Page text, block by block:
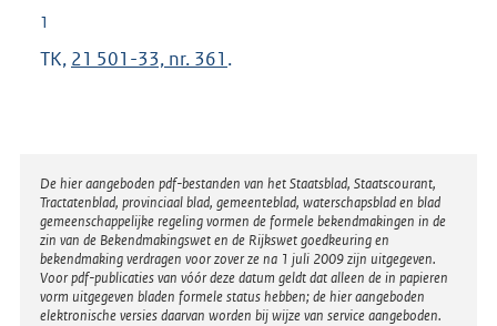
1
TK, 21 501-33, nr. 361 .
Disclaimer
De hier aangeboden pdf-bestanden van het Staatsblad, Staatscourant,
Tractatenblad, provinciaal blad, gemeenteblad, waterschapsblad en blad
gemeenschappelijke regeling vormen de formele bekendmakingen in de
zin van de Bekendmakingswet en de Rijkswet goedkeuring en
bekendmaking verdragen voor zover ze na 1 juli 2009 zijn uitgegeven.
Voor pdf-publicaties van vóór deze datum geldt dat alleen de in papieren
vorm uitgegeven bladen formele status hebben; de hier aangeboden
elektronische versies daarvan worden bij wijze van service aangeboden.